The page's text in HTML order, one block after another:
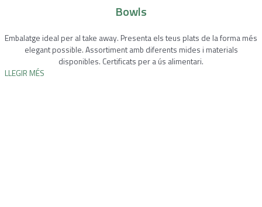
Bowls
Embalatge ideal per al take away. Presenta els teus plats de la forma més
elegant possible. Assortiment amb diferents mides i materials
disponibles. Certificats per a ús alimentari.
LLEGIR MÉS